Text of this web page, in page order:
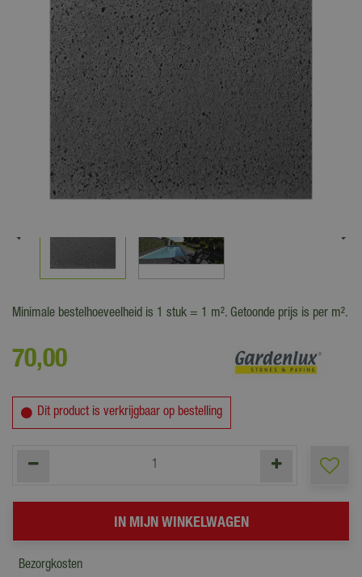
Minimale bestelhoeveelheid is 1 stuk = 1 m². Getoonde prijs is per m².
70,00
Dit product is verkrijgbaar op bestelling
Bezorgkosten